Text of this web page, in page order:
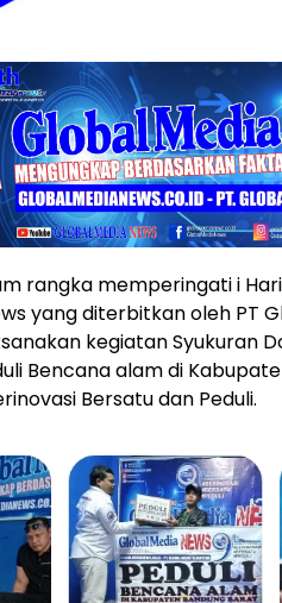
rangka memperingati i
yang diterbitkan oleh PT
kegiatan Syukuran
Bencana alam di
Bersatu dan Peduli.